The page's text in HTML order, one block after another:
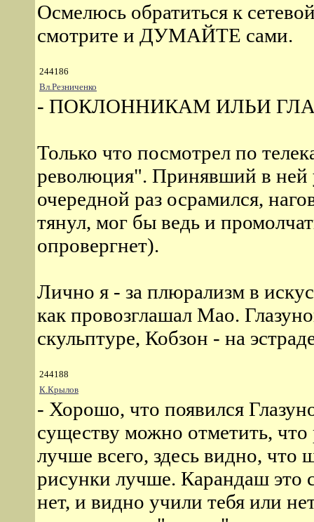
Осмелюсь обратиться к
смотрите и ДУМАЙТЕ сами.
244186
Вл.Резниченко
- ПОКЛОННИКАМ ИЛЬИ
Только что посмотрел по
революция". Принявший в ней
очередной раз осрамился,
тянул, мог бы ведь и
опровергнет).
Лично я - за плюрализм в
как провозглашал Мао.
скульптуре, Кобзон - на
244188
К.Крылов
- Хорошо, что появился
существу можно отметить,
лучше всего, здесь видно, что
рисунки лучше. Карандаш это
нет, и видно учили тебя или